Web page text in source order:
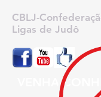
CBLJ-
Ligas de Judô
VENHA